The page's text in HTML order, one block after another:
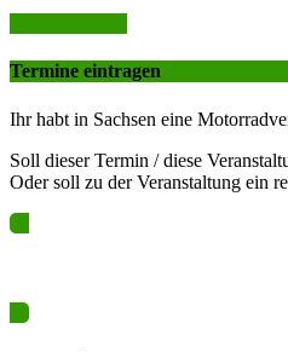
Termine eintragen
Ihr habt in Sachsen eine
Soll dieser Termin / diese
Oder soll zu der Veranstaltung ein